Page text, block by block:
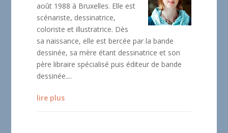
août 1988 à Bruxelles. Elle est
scénariste, dessinatrice,
coloriste et illustratrice. Dès
sa naissance, elle est bercée par la bande
dessinée, sa mère étant dessinatrice et son
père libraire spécialisé puis éditeur de bande
dessinée....
lire plus